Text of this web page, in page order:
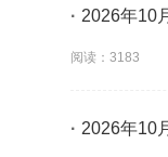
· 2026年10
阅读：3183
· 2026年10